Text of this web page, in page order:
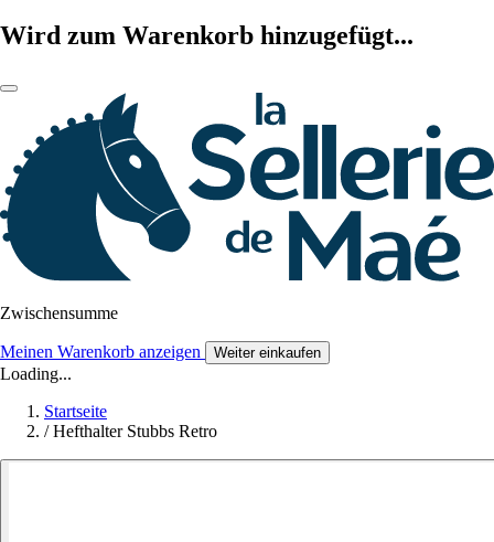
Wird zum Warenkorb hinzugefügt...
Zwischensumme
Meinen Warenkorb anzeigen Weiter einkaufen
Loading...
Startseite
/ Hefthalter Stubbs Retro